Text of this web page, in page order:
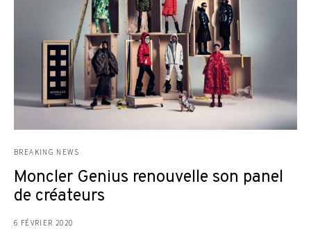
BREAKING NEWS
Moncler Genius renouvelle son panel
de créateurs
6 FÉVRIER 2020